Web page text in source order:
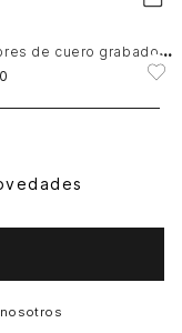
M
anos libres de cuero grabado para mujer Aromia